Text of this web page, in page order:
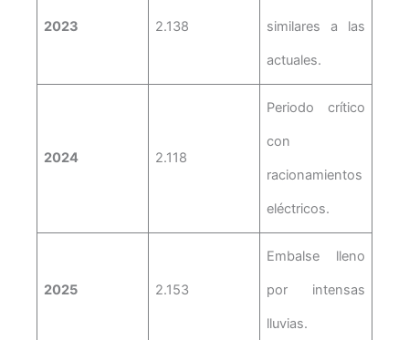
2023 2.138 similares a las
actuales.
2024 2.118
Periodo crítico
con
racionamientos
eléctricos.
2025 2.153
Embalse lleno
por intensas
lluvias.